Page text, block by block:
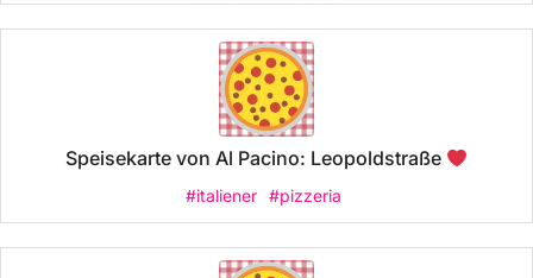
Speisekarte von Al Pacino: Leopoldstraße
#italiener #pizzeria